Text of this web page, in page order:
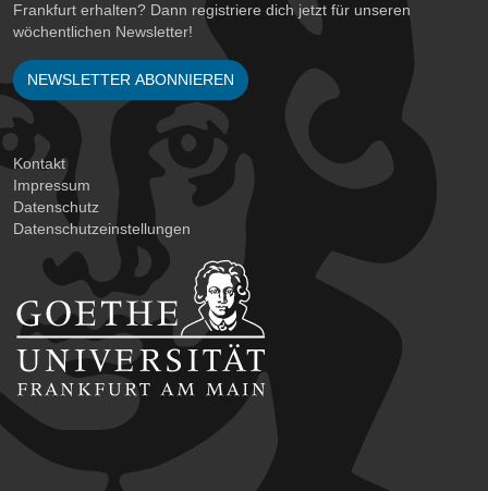
Frankfurt erhalten? Dann registriere dich jetzt für unseren
wöchentlichen Newsletter!
NEWSLETTER ABONNIEREN
Kontakt
Impressum
Datenschutz
Datenschutzeinstellungen